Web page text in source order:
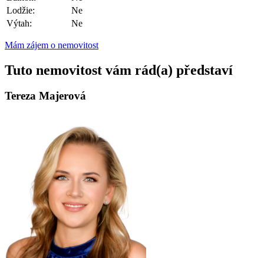
Lodžie:
Ne
Výtah:
Ne
Mám zájem o nemovitost
Tuto nemovitost vám rád(a) představí
Tereza Majerová